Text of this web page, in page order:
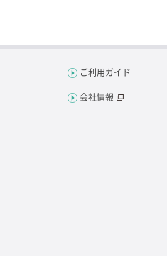
ご利用ガイド
会社情報